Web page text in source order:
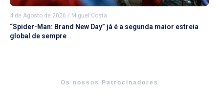
4 de Agosto de 2026 / Miguel Costa
“Spider-Man: Brand New Day” já é a segunda maior estreia
global de sempre
Os nossos Patrocinadores